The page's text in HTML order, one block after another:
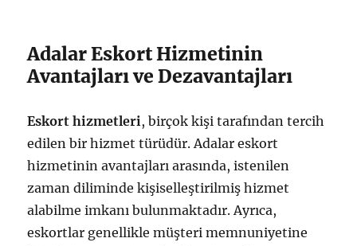
Adalar Eskort Hizmetinin
Avantajları ve Dezavantajları
Eskort hizmetleri, birçok kişi tarafından tercih
edilen bir hizmet türüdür. Adalar eskort
hizmetinin avantajları arasında, istenilen
zaman diliminde kişiselleştirilmiş hizmet
alabilme imkanı bulunmaktadır. Ayrıca,
eskortlar genellikle müşteri memnuniyetine